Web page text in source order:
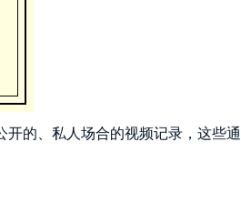
开的、私人场合的视频记录，这些通